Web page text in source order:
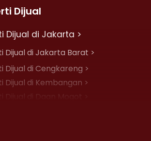
Dijual
Dijual di Jakarta >
Dijual di Jakarta Barat >
Dijual di Cengkareng >
Dijual di Kembangan >
Dijual di Daan Mogot >